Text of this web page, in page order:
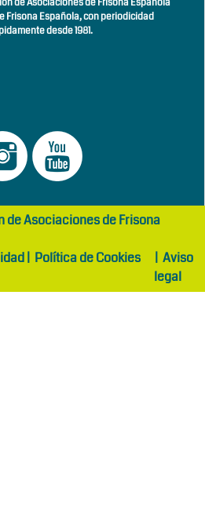
de Asociaciones de Frisona Española
Frisona Española, conperiodicidad
desde 1981.
de Asociaciones de Frisona
| Política de Cookies | Aviso
legal